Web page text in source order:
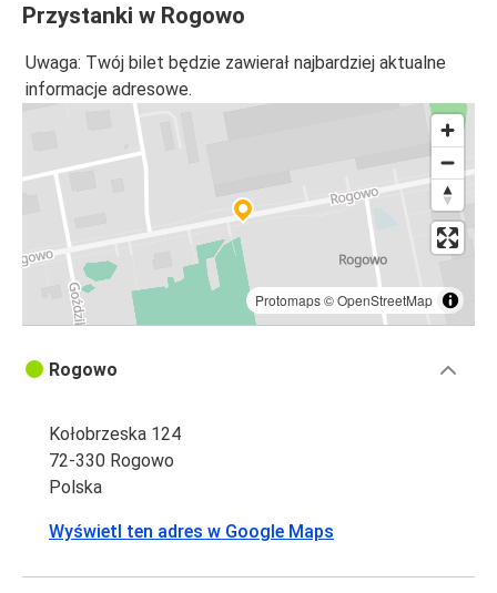
Przystanki w Rogowo
Uwaga: Twój bilet będzie zawierał najbardziej aktualne
informacje adresowe.
Protomaps©OpenStreetMap
Rogowo
Kołobrzeska 124
72-330 Rogowo
Polska
Wyświetl ten adres w Google Maps